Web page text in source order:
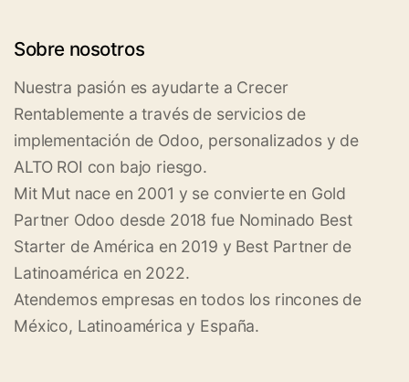
Sobre nosotros
Nuestra pasión es ayudarte a Crecer
Rentablemente a través de servicios de
implementación de Odoo, personalizados y de
ALTO ROI con bajo riesgo.
Mit Mut nace en 2001 y se convierte en Gold
Partner Odoo desde 2018 fue Nominado Best
Starter de América en 2019 y Best Partner de
Latinoamérica en 2022.
Atendemos empresas en todos los rincones de
México, Latinoamérica y España.